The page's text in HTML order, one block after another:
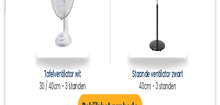
IN WINKELWAGEN
Specificaties
4058075094277
Productcode leverancier